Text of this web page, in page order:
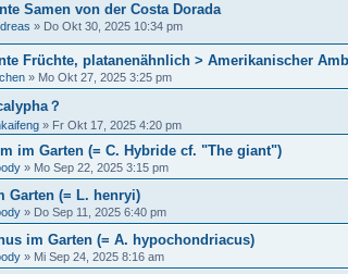
Samen von der Costa Dorada
» Do Okt 30, 2025 10:34 pm
Früchte, platanenähnlich > Amerikanischer
» Mo Okt 27, 2025 3:25 pm
？
» Fr Okt 17, 2025 4:20 pm
im Garten (= C. Hybride cf. "The giant")
» Mo Sep 22, 2025 3:15 pm
Garten (= L. henryi)
» Do Sep 11, 2025 6:40 pm
im Garten (= A. hypochondriacus)
» Mi Sep 24, 2025 8:16 am